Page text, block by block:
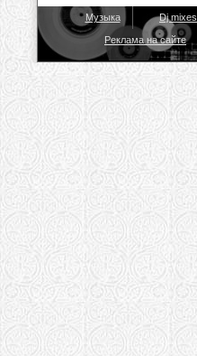
Музыка Dj mixes
Реклама на сайте